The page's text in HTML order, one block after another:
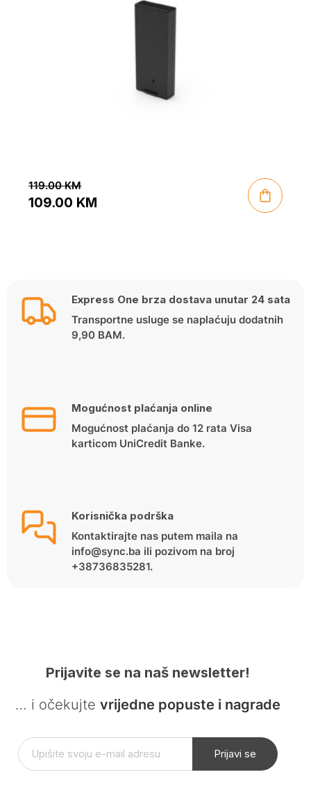
119.00KM
109.00 KM
Express One brza dostava unutar 24 sata
Transportne usluge se naplaćuju dodatnih
9,90 BAM.
Mogućnost plaćanja online
Mogućnost plaćanja do 12 rata Visa
karticom UniCredit Banke.
Korisnička podrška
Kontaktirajte nas putem maila na
info@sync.ba ili pozivom na broj
+38736835281.
Prijavite se na naš newsletter!
… i očekujte vrijedne popuste i nagrade
Prijavi se